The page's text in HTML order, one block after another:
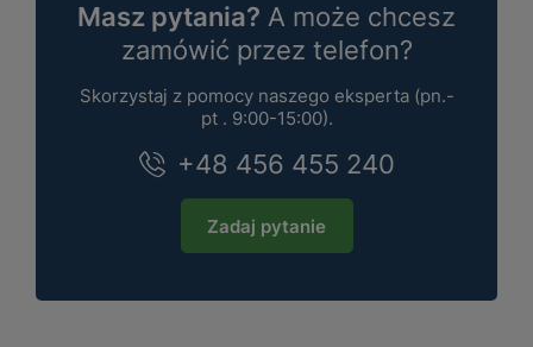
Masz pytania? A może chcesz
zamówić przez telefon?
Skorzystaj z pomocy naszego eksperta (pn.-
pt . 9:00-15:00).
+48 456 455 240
Zadaj pytanie